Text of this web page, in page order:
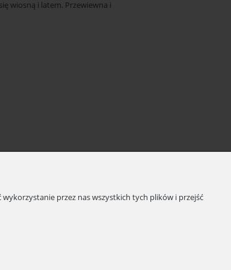
wiosną i latem. Przewiewna i
przez nas wszystkich tych plików i przejść